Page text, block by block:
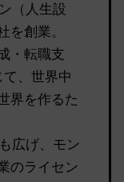
（人生設
を創業。
・転職支
、世界中
界を作るた
広げ、モン
のライセン